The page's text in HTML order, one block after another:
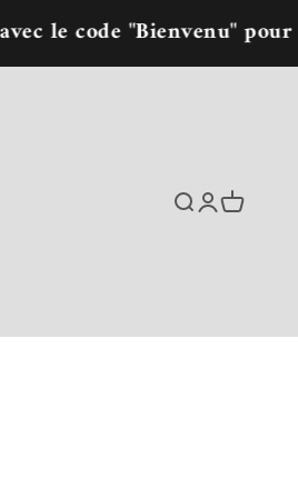
"Bienvenu" pour la
Recherche
Connexion
Panier